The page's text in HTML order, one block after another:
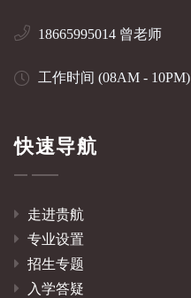
18665995014 曾老师
工作时间 (08AM - 10PM)
快速导航
走进贵航
专业设置
招生专题
入学答疑